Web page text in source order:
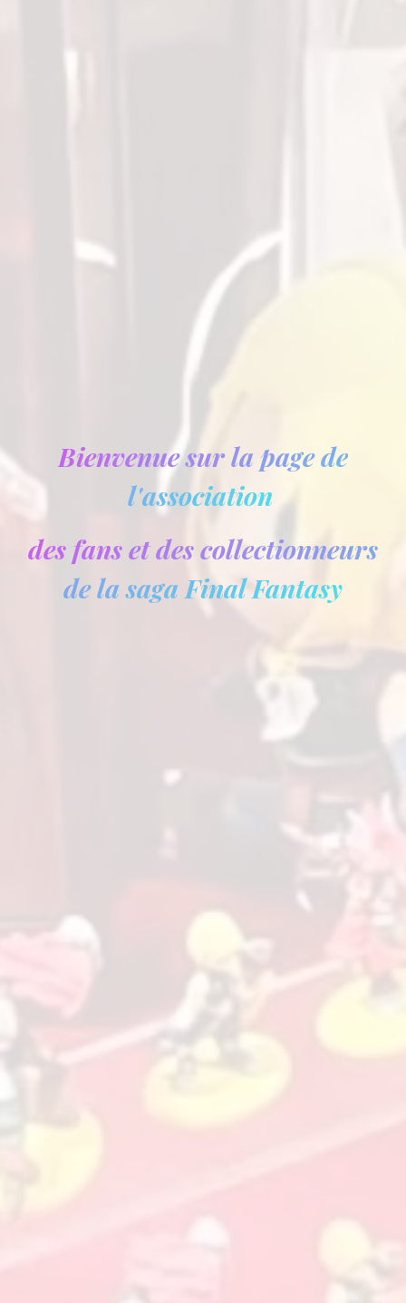
Bienvenue sur la page de
l'association
des fans et des collectionneurs
de la saga Final Fantasy